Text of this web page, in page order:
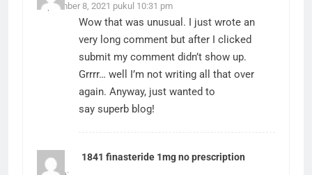
September 8, 2021 pukul 10:31 pm
Wow that was unusual. I just wrote an
very long comment but after I clicked
submit my comment didn’t show up.
Grrrr… well I’m not writing all that over
again. Anyway, just wanted to
say superb blog!
1841 finasteride 1mg no prescription